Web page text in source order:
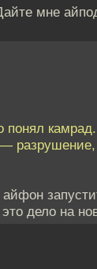
мне
понял
разрушение,
это дело на